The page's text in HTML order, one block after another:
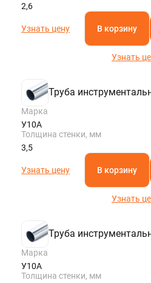
2,6
Узнать цену В корзину
Узнать
Труба
Марка
У10А
Толщина стенки, мм
3,5
Узнать цену В корзину
Узнать
Труба
Марка
У10А
Толщина стенки, мм